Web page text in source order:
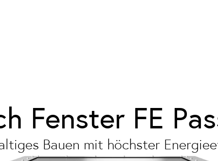
Fenster FE
Bauen mit höchster